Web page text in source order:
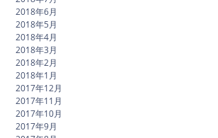
2018年6月
2018年5月
2018年4月
2018年3月
2018年2月
2018年1月
2017年12月
2017年11月
2017年10月
2017年9月